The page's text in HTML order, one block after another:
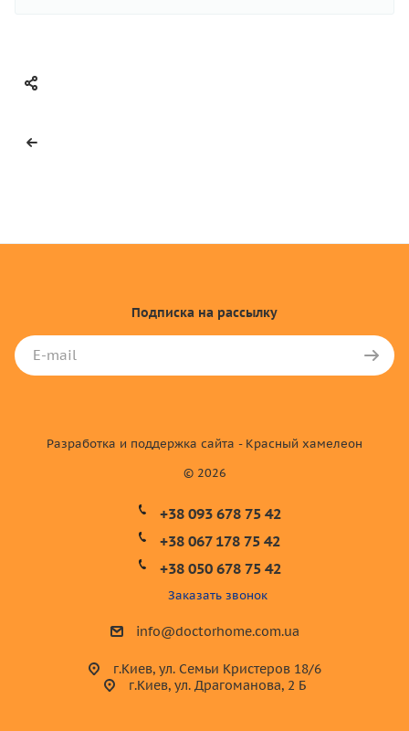
Подписка на рассылку
© 2026
Разработка и поддержка сайта - Красный хамелеон
+38 093 678 75 42
+38 067 178 75 42
+38 050 678 75 42
Заказать звонок
info@doctorhome.com.ua
г.Киев, ул. Семьи Кристеров 18/6
г.Киев, ул. Драгоманова, 2 Б